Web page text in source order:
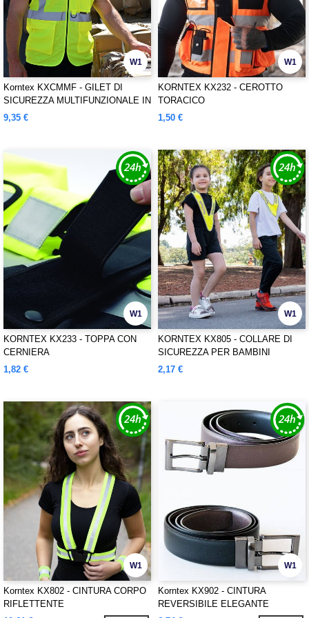
W1
Korntex KXCMMF - GILET DI
SICUREZZA MULTIFUNZIONALE IN
RETE "LARISA"
9,35 €
W1
KORNTEX KX232 - CEROTTO
TORACICO
1,50 €
W1
KORNTEX KX233 - TOPPA CON
CERNIERA
1,82 €
W1
KORNTEX KX805 - COLLARE DI
SICUREZZA PER BAMBINI
"BARBADOS"
2,17 €
W1
Korntex KX802 - CINTURA CORPO
RIFLETTENTE
W1
Korntex KX902 - CINTURA
REVERSIBILE ELEGANTE